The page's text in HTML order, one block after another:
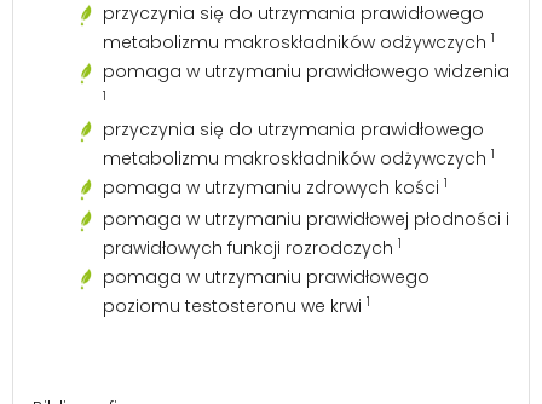
przyczynia się do utrzymania prawidłowego
metabolizmu makroskładników odżywczych 1
pomaga w utrzymaniu prawidłowego widzenia
1
przyczynia się do utrzymania prawidłowego
metabolizmu makroskładników odżywczych 1
pomaga w utrzymaniu zdrowych kości 1
pomaga w utrzymaniu prawidłowej płodności i
prawidłowych funkcji rozrodczych 1
pomaga w utrzymaniu prawidłowego
poziomu testosteronu we krwi 1